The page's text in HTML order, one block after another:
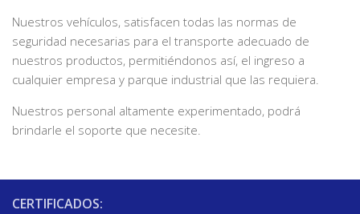
Nuestros vehículos, satisfacen todas las normas de
seguridad necesarias para el transporte adecuado de
nuestros productos, permitiéndonos así, el ingreso a
cualquier empresa y parque industrial que las requiera.
Nuestros personal altamente experimentado, podrá
brindarle el soporte que necesite.
CERTIFICADOS: